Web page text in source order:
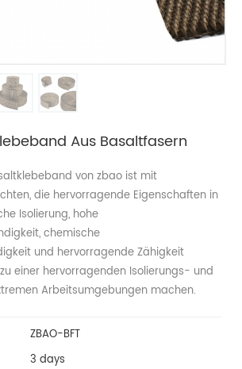
Aus Basaltfasern
von zbao ist mit
die hervorragende Eigenschaften in
Isolierung, hohe
chemische
und hervorragende Zähigkeit
einer hervorragenden Isolierungs- und
Arbeitsumgebungen machen.
ZBAO-BFT
3 days